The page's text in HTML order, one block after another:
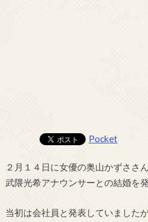
Pocket
２月１４日に女優の奥山かずささ
武隈光希アナウンサーとの結婚を
当初は会社員と発表していました